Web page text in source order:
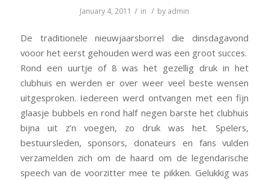
January 4, 2011 / in / by admin
De traditionele nieuwjaarsborrel die dinsdagavond
vooor het eerst gehouden werd was een groot succes.
Rond een uurtje of 8 was het gezellig druk in het
clubhuis en werden er over weer veel beste wensen
uitgesproken. Iedereen werd ontvangen met een fijn
glaasje bubbels en rond half negen barste het clubhuis
bijna uit z’n voegen, zo druk was het. Spelers,
bestuursleden, sponsors, donateurs en fans vulden
verzamelden zich om de haard om de legendarische
speech van de voorzitter mee te pikken. Gelukkig was